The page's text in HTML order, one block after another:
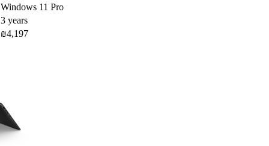
Windows 11 Pro
3 years
₪4,197